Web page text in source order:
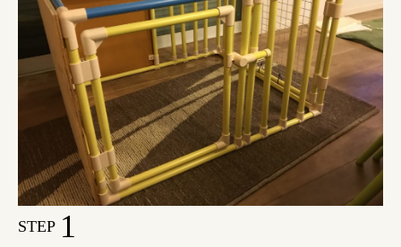
STEP 1